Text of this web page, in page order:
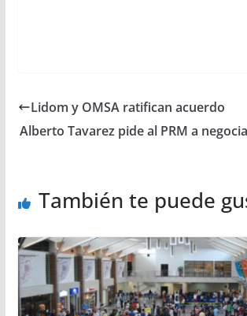
Lidom y OMSA ratifican acuerdo
Alberto Tavarez pide al PRM a
También te puede